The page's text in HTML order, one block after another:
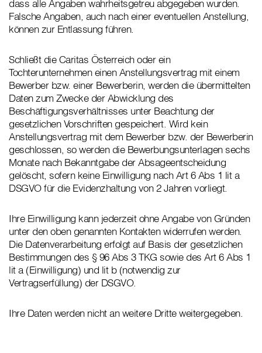
dass alle Angaben wahrheitsgetreu abgegeben wurden.
Falsche Angaben, auch nach einer eventuellen Anstellung,
können zur Entlassung führen.
Schließt die Caritas Österreich oder ein
Tochterunternehmen einen Anstellungsvertrag mit einem
Bewerber bzw. einer Bewerberin, werden die übermittelten
Daten zum Zwecke der Abwicklung des
Beschäftigungsverhältnisses unter Beachtung der
gesetzlichen Vorschriften gespeichert. Wird kein
Anstellungsvertrag mit dem Bewerber bzw. der Bewerberin
geschlossen, so werden die Bewerbungsunterlagen sechs
Monate nach Bekanntgabe der Absageentscheidung
gelöscht, sofern keine Einwilligung nach Art 6 Abs 1 lit a
DSGVO für die Evidenzhaltung von 2 Jahren vorliegt.
Ihre Einwilligung kann jederzeit ohne Angabe von Gründen
unter den oben genannten Kontakten widerrufen werden.
Die Datenverarbeitung erfolgt auf Basis der gesetzlichen
Bestimmungen des § 96 Abs 3 TKG sowie des Art 6 Abs 1
lit a (Einwilligung) und lit b (notwendig zur
Vertragserfüllung) der DSGVO.
Ihre Daten werden nicht an weitere Dritte weitergegeben.